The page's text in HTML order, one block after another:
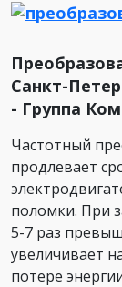
Санкт-
- Группа
Частотный
продлевает
поломки. При
5-7 раз
увеличивает
потере